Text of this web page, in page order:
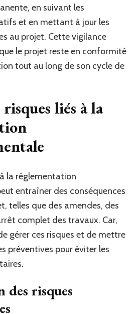
en suivant les
et en mettant à jour les
au projet. Cette vigilance
le projet reste en conformité
tout au long de son cycle de
liés à la
la réglementation
entraîner des conséquences
telles que des amendes, des
complet des travaux. Car,
gérer ces risques et de mettre
préventives pour éviter les
risques